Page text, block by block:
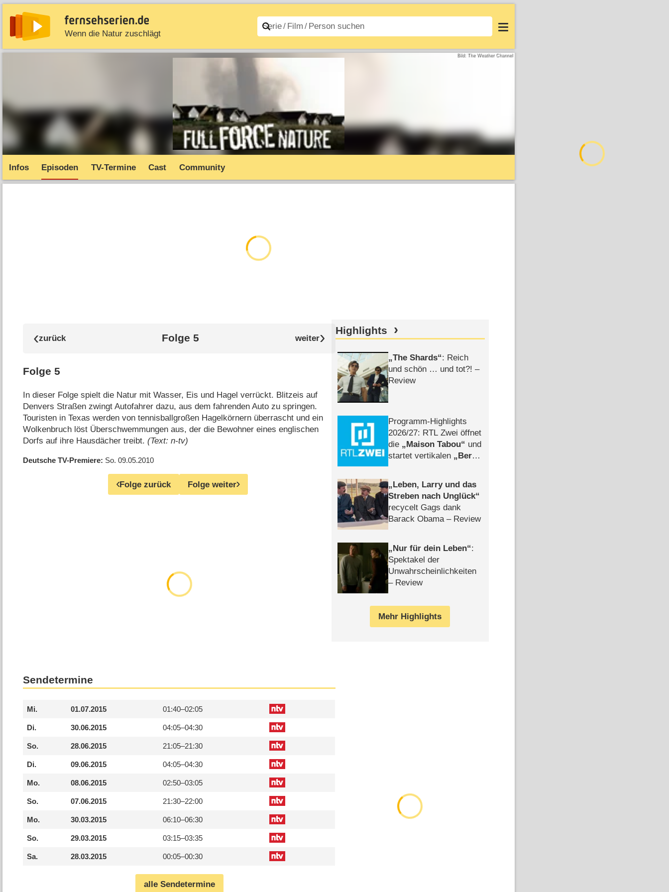
Wenn die Natur zuschlägt
News Entdecken Streaming TV-Starts Filme A–Z Login
Bild: The Weather Channel
Infos Episoden TV-Termine Cast Community
Folge 5
Folge 5
In dieser Folge spielt die Natur mit Wasser, Eis und Hagel verrückt. Blitzeis auf
Denvers Straßen zwingt Autofahrer dazu, aus dem fahrenden Auto zu springen.
Touristen in Texas werden von tennisballgroßen Hagelkörnern überrascht und ein
Wolkenbruch löst Überschwemmungen aus, der die Bewohner eines englischen
Dorfs auf ihre Hausdächer treibt.(Text: n-tv)
Deutsche TV-Premiere So. 09.05.2010
Folge zurück Folge weiter
Sendetermine
Mi. 01.07.2015 01:40–02:05
Di. 30.06.2015 04:05–04:30
So. 28.06.2015 21:05–21:30
Di. 09.06.2015 04:05–04:30
Mo. 08.06.2015 02:50–03:05
So. 07.06.2015 21:30–22:00
Mo. 30.03.2015 06:10–06:30
So. 29.03.2015 03:15–03:35
Sa. 28.03.2015 00:05–00:30
alle Sendetermine
Highlights
The Shards : Reich
und schön … und tot?! –
Review
Programm-Highlights
2026/​27: RTL Zwei öffnet
die
Maison Tabou
und
startet vertikalen
Berlin
Leben, Larry und das
Streben nach Unglück
recycelt Gags dank
Barack Obama – Review
Nur für dein Leben :
Spektakel der
Unwahrscheinlichkeiten
– Review
Mehr Highlights